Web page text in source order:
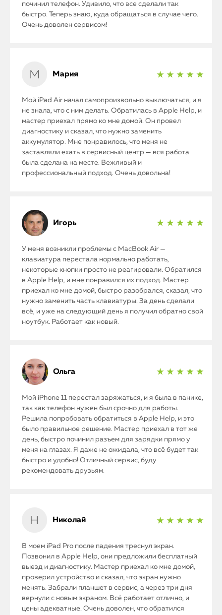
iPhone
iMac
Mac Mini
О нас
починил телефон. Удивило, что все сделали так
быстро. Теперь знаю, куда обращаться в случае чего.
Очень доволен сервисом!
Мария ★ ★ ★ ★ ★
Мой iPad Air начал самопроизвольно выключаться, и я
не знала, что с ним делать. Обратилась в Apple Help, и
мастер приехал прямо ко мне домой. Он провел
диагностику и сказал, что нужно заменить
аккумулятор. Мне понравилось, что меня не
заставляли ехать в сервисный центр — вся работа
была сделана на месте. Вежливый и
профессиональный подход. Очень довольна!
Игорь ★ ★ ★ ★ ★
У меня возникли проблемы с MacBook Air —
клавиатура перестала нормально работать,
некоторые кнопки просто не реагировали. Обратился
в Apple Help, и мне понравился их подход. Мастер
приехал ко мне домой, быстро разобрался, сказал, что
нужно заменить часть клавиатуры. За день сделали
всё, и уже на следующий день я получил обратно свой
ноутбук. Работает как новый.
Ольга ★ ★ ★ ★ ★
Мой iPhone 11 перестал заряжаться, и я была в панике,
так как телефон нужен был срочно для работы.
Решила попробовать обратиться в Apple Help, и это
было правильное решение. Мастер приехал в тот же
день, быстро починил разъем для зарядки прямо у
меня на глазах. Я даже не ожидала, что всё будет так
быстро и удобно! Отличный сервис, буду
рекомендовать друзьям.
Николай ★ ★ ★ ★ ★
В моем iPad Pro после падения треснул экран.
Позвонил в Apple Help, они предложили бесплатный
выезд и диагностику. Мастер приехал ко мне домой,
проверил устройство и сказал, что экран нужно
менять. Забрали планшет в сервис, а через три дня
вернули с новым экраном. Всё работает отлично, и
цены адекватные. Очень доволен, что обратился